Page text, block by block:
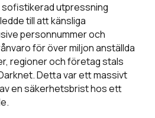
utpressning
till att känsliga
personnummer och
för över miljon anställda
regioner och företag stals
Detta var ett massivt
en säkerhetsbrist hos ett